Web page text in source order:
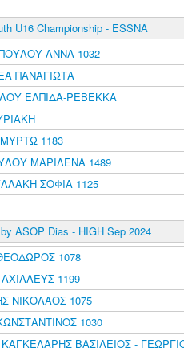
U16 Championship - ESSNA
ΑΝΝΑ 1032
ΠΑΝΑΓΙΩΤΑ
ΕΛΠΙΔΑ-ΡΕΒΕΚΚΑ
1183
ΜΑΡΙΛΕΝΑ 1489
ΣΟΦΙΑ 1125
ASOP Dias - HIGH Sep 2024
1078
1199
ΝΙΚΟΛΑΟΣ 1075
1030
ΒΑΣΙΛΕΙΟΣ -